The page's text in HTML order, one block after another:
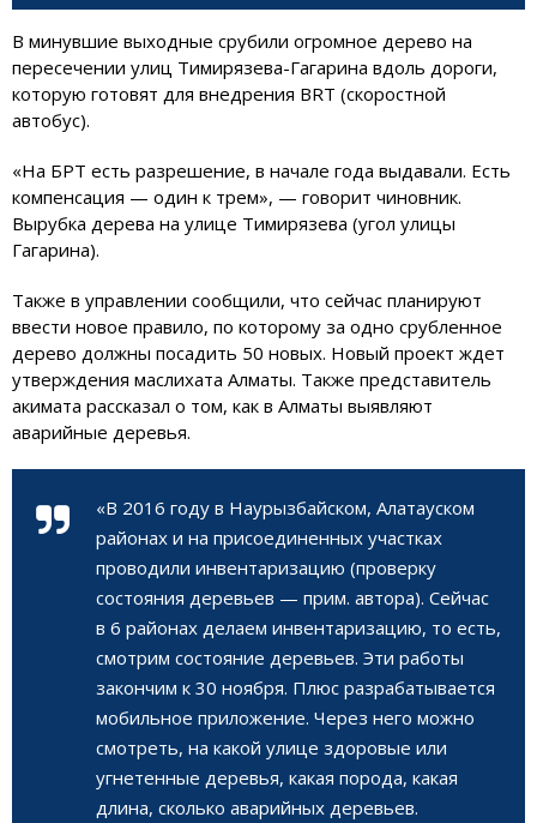
В минувшие выходные срубили огромное дерево на
пересечении улиц Тимирязева-Гагарина вдоль дороги,
которую готовят для внедрения BRT (скоростной
автобус).
«На БРТ есть разрешение, в начале года выдавали. Есть
компенсация — один к трем», — говорит чиновник.
Вырубка дерева на улице Тимирязева (угол улицы
Гагарина).
Также в управлении сообщили, что сейчас планируют
ввести новое правило, по которому за одно срубленное
дерево должны посадить 50 новых. Новый проект ждет
утверждения маслихата Алматы. Также представитель
акимата рассказал о том, как в Алматы выявляют
аварийные деревья.
«В 2016 году в Наурызбайском, Алатауском
районах и на присоединенных участках
проводили инвентаризацию (проверку
состояния деревьев — прим. автора). Сейчас
в 6 районах делаем инвентаризацию, то есть,
смотрим состояние деревьев. Эти работы
закончим к 30 ноября. Плюс разрабатывается
мобильное приложение. Через него можно
смотреть, на какой улице здоровые или
угнетенные деревья, какая порода, какая
длина, сколько аварийных деревьев.